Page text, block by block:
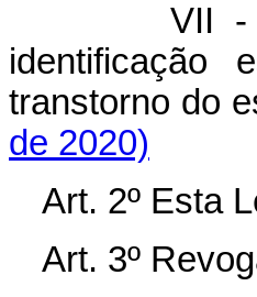
VII -
identificação
transtorno
de 2020)
Art. 2º Esta
Art. 3º